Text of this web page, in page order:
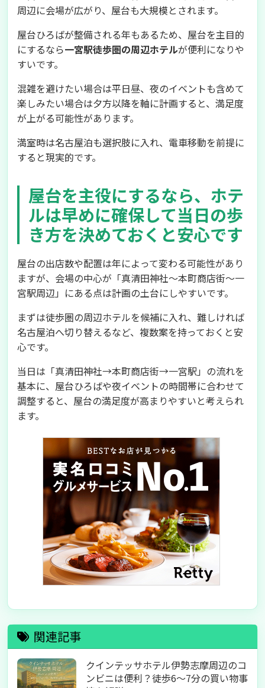
周辺に会場が広がり、屋台も大規模とされます。
屋台ひろばが整備される年もあるため、屋台を主目的
にするなら一宮駅徒歩圏の周辺ホテルが便利になりや
すいです。
混雑を避けたい場合は平日昼、夜のイベントも含めて
楽しみたい場合は夕方以降を軸に計画すると、満足度
が上がる可能性があります。
満室時は名古屋泊も選択肢に入れ、電車移動を前提に
すると現実的です。
屋台を主役にするなら、ホテ
ルは早めに確保して当日の歩
き方を決めておくと安心です
屋台の出店数や配置は年によって変わる可能性があり
ますが、会場の中心が「真清田神社〜本町商店街〜一
宮駅周辺」にある点は計画の土台にしやすいです。
まずは徒歩圏の周辺ホテルを候補に入れ、難しければ
名古屋泊へ切り替えるなど、複数案を持っておくと安
心です。
当日は「真清田神社→本町商店街→一宮駅」の流れを
基本に、屋台ひろばや夜イベントの時間帯に合わせて
調整すると、屋台の満足度が高まりやすいと考えられ
ます。
関連記事
クインテッサホテル伊勢志摩周辺のコ
ンビニは便利？徒歩6〜7分の買い物事